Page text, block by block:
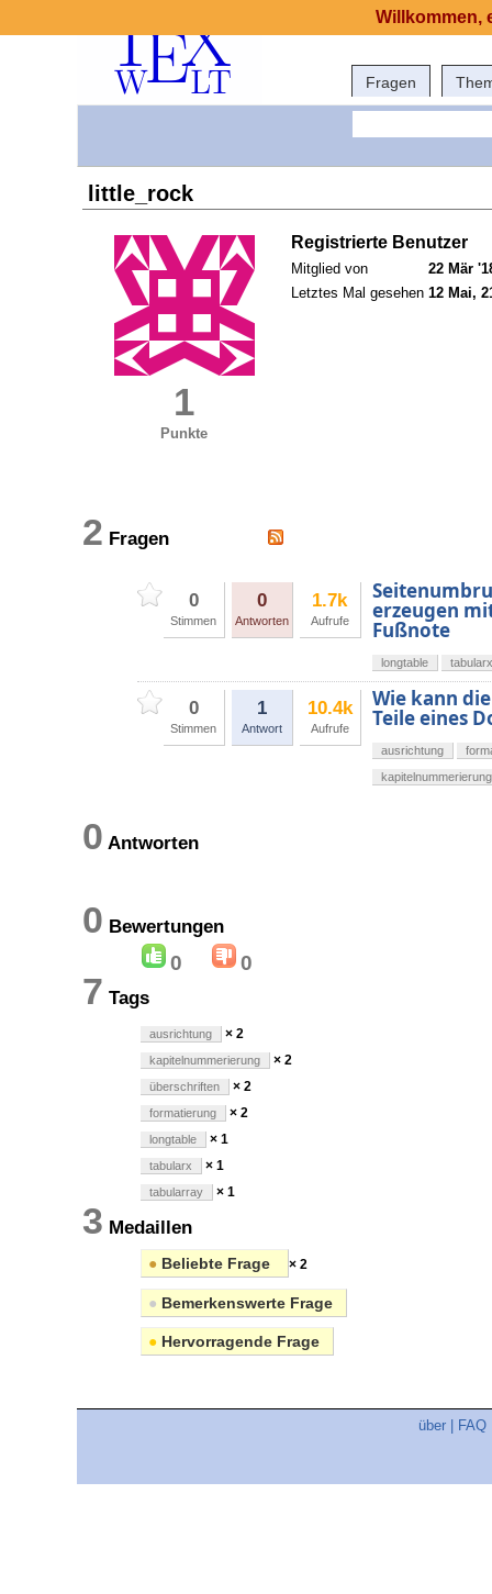
Fragen
little_rock
1
Punkte
Registrierte Benutzer
Mitglied von
22 Mär
Letztes Mal gesehen 12 Mai,
2 Fragen
0
Stimmen
0
Antworten
1.7k
Aufrufe erzeugen
Fußnote
longtable tabularx
0
Stimmen
1
Antwort
10.4k
Aufrufe
Wie kann
Teile eines
ausrichtung
kapitelnummerierung
0 Antworten
0 Bewertungen
0 0
7 Tags
ausrichtung × 2
kapitelnummerierung × 2
überschriften × 2
formatierung × 2
longtable × 1
tabularx × 1
tabularray × 1
3 Medaillen
● Beliebte Frage × 2
● Bemerkenswerte Frage
● Hervorragende Frage
über FAQ
Willkommen,